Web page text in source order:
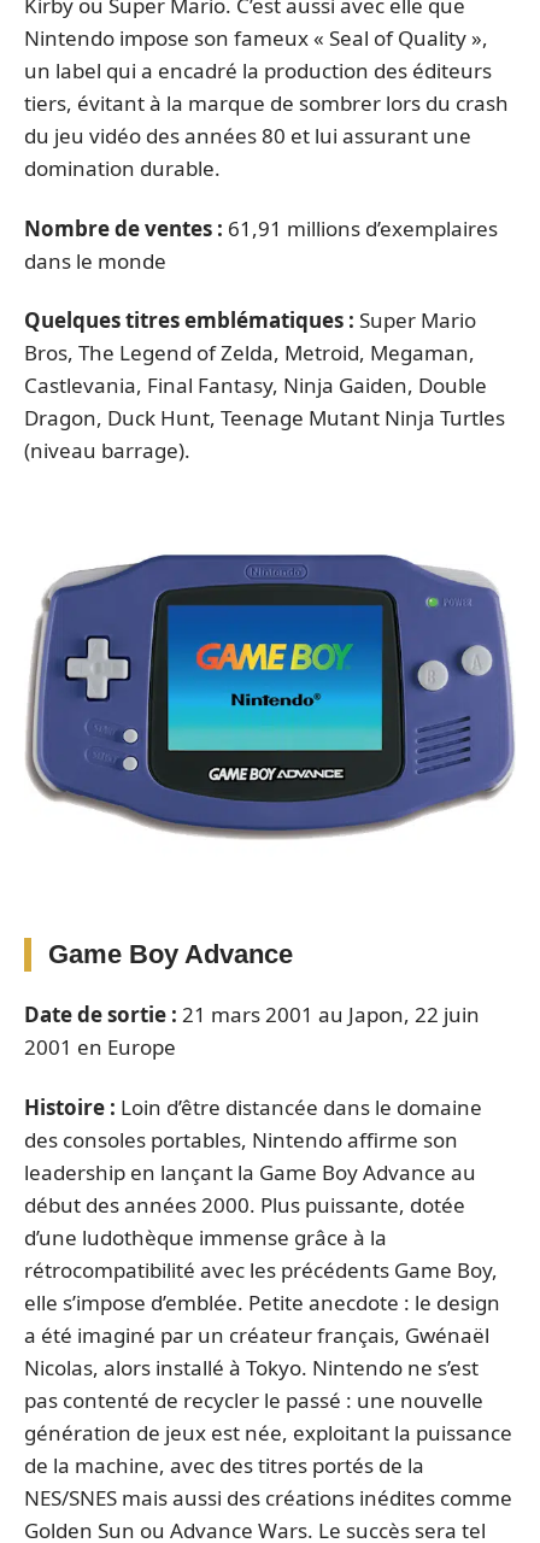
Nintendo impose son fameux « Seal of Quality »,
un label qui a encadré la production des éditeurs
tiers, évitant à la marque de sombrer lors du crash
du jeu vidéo des années 80 et lui assurant une
domination durable.
Nombre de ventes : 61,91 millions d’exemplaires
dans le monde
Quelques titres emblématiques : Super Mario
Bros, The Legend of Zelda, Metroid, Megaman,
Castlevania, Final Fantasy, Ninja Gaiden, Double
Dragon, Duck Hunt, Teenage Mutant Ninja Turtles
(niveau barrage).
Game Boy Advance
Date de sortie : 21 mars 2001 au Japon, 22 juin
2001 en Europe
Histoire : Loin d’être distancée dans le domaine
des consoles portables, Nintendo affirme son
leadership en lançant la Game Boy Advance au
début des années 2000. Plus puissante, dotée
d’une ludothèque immense grâce à la
rétrocompatibilité avec les précédents Game Boy,
elle s’impose d’emblée. Petite anecdote : le design
a été imaginé par un créateur français, Gwénaël
Nicolas, alors installé à Tokyo. Nintendo ne s’est
pas contenté de recycler le passé : une nouvelle
génération de jeux est née, exploitant la puissance
de la machine, avec des titres portés de la
NES/SNES mais aussi des créations inédites comme
Golden Sun ou Advance Wars. Le succès sera tel